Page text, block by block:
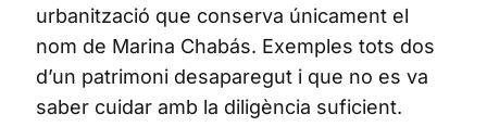
urbanització que conserva únicament el
nom de Marina Chabás. Exemples tots dos
d’un patrimoni desaparegut i que no es va
saber cuidar amb la diligència suficient.